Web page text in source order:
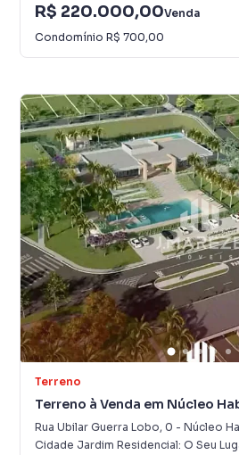
R$ 220.000,00Venda
Condomínio R$ 700,00
Terreno
Terreno à Venda em Núcleo
de Souza
Rua Ubilar Guerra Lobo, 0 - Núcleo
Cidade Jardim Residencial: O Seu